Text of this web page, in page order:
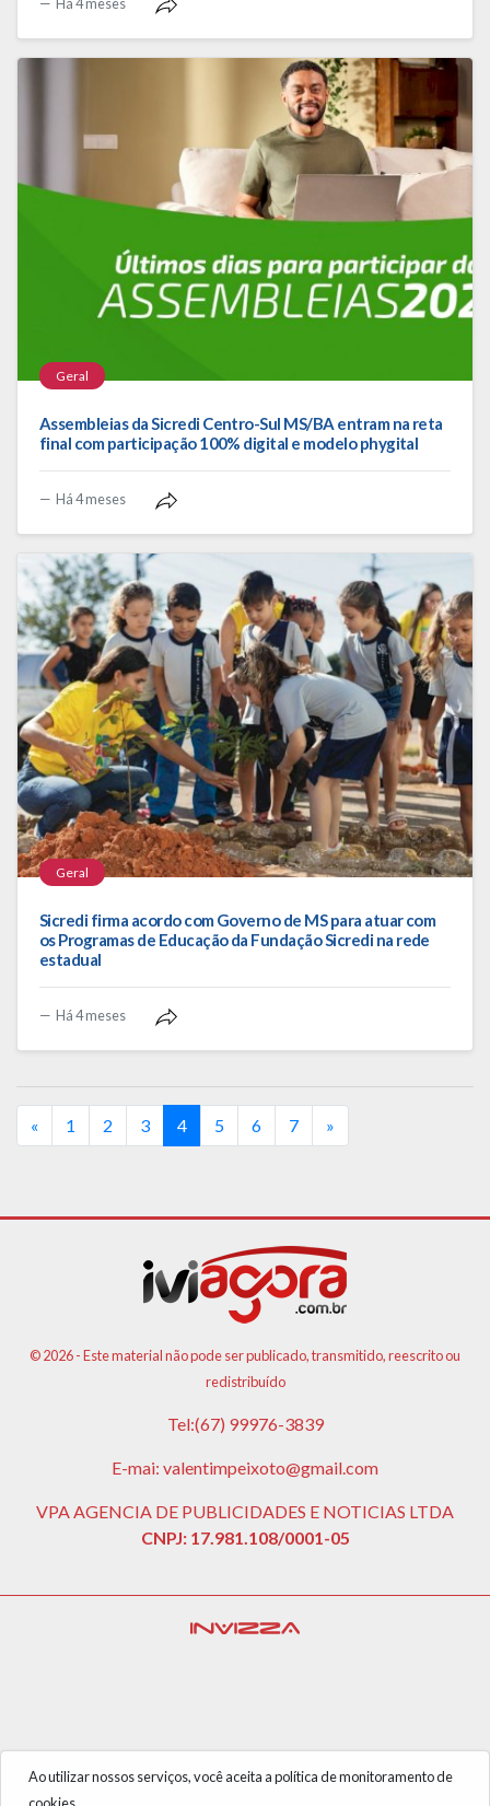
Geral
Assembleias da Sicredi Centro-Sul MS/BA entram na reta
final com participação 100% digital e modelo phygital
Há 4 meses
Geral
Sicredi firma acordo com Governo de MS para atuar com
os Programas de Educação da Fundação Sicredi na rede
estadual
Há 4 meses
« 1 2 3 4(current)
5 6 7 »
Ao utilizar nossos serviços, você aceita a política de monitoramento de
© 2026 - Este material não pode ser publicado, transmitido, reescrito ou
redistribuído
Tel:(67) 99976-3839
E-mai: valentimpeixoto@gmail.com
VPA AGENCIA DE PUBLICIDADES E NOTICIAS LTDA
CNPJ: 17.981.108/0001-05